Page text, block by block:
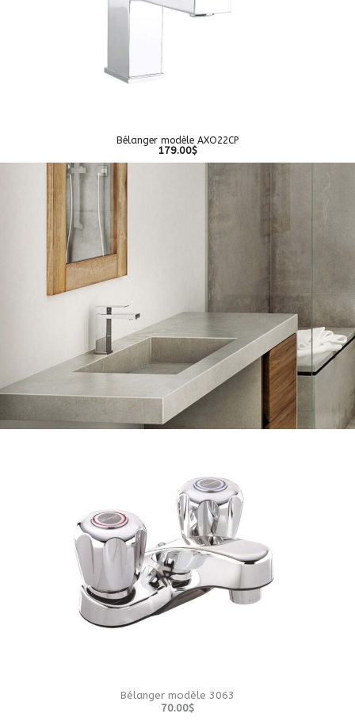
Bélanger modèle AXO22CP
179.00$
Bélanger modèle 3063
70.00$